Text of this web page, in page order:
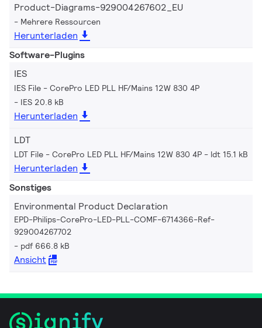
Product-Diagrams-929004267602_EU
Mehrere Ressourcen
Herunterladen
Software-Plugins
IES
IES File - CorePro LED PLL HF/Mains 12W 830 4P
IES 20.8 kB
Herunterladen
LDT
LDT File - CorePro LED PLL HF/Mains 12W 830 4P ldt 15.1 kB
Herunterladen
Sonstiges
Environmental Product Declaration
EPD-Philips-CorePro-LED-PLL-COMF-6714366-Ref-
929004267702
pdf 666.8 kB
Ansicht